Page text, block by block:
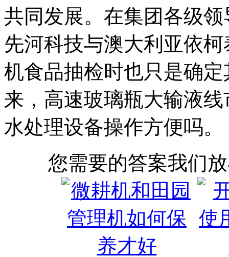
共同发展。在集团各级
先河科技与澳大利亚依
机食品抽检时也只是确
来，高速玻璃瓶大输液
水处理设备操作方便吗。
您需要的答案我们